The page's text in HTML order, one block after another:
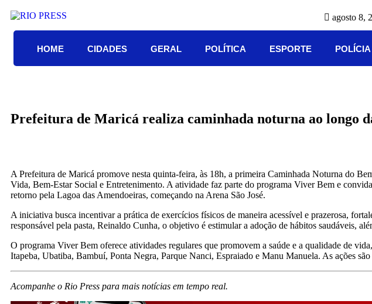
agosto 8,
HOME CIDADES GERAL POLÍTICA ESPORTE POLÍCIA
Prefeitura de Maricá realiza caminhada noturna ao longo
A Prefeitura de Maricá promove nesta quinta-feira, às 18h, a primeira Caminhada Noturna do
Vida, Bem-Estar Social e Entretenimento. A atividade faz parte do programa Viver Bem e
retorno pela Lagoa das Amendoeiras, começando na Arena São José.
A iniciativa busca incentivar a prática de exercícios físicos de maneira acessível e prazerosa,
responsável pela pasta, Reinaldo Cunha, o objetivo é estimular a adoção de hábitos saudáveis,
O programa Viver Bem oferece atividades regulares que promovem a saúde e a qualidade de
Itapeba, Ubatiba, Bambuí, Ponta Negra, Parque Nanci, Espraiado e Manu Manuela. As ações
Acompanhe o Rio Press para mais notícias em tempo real.